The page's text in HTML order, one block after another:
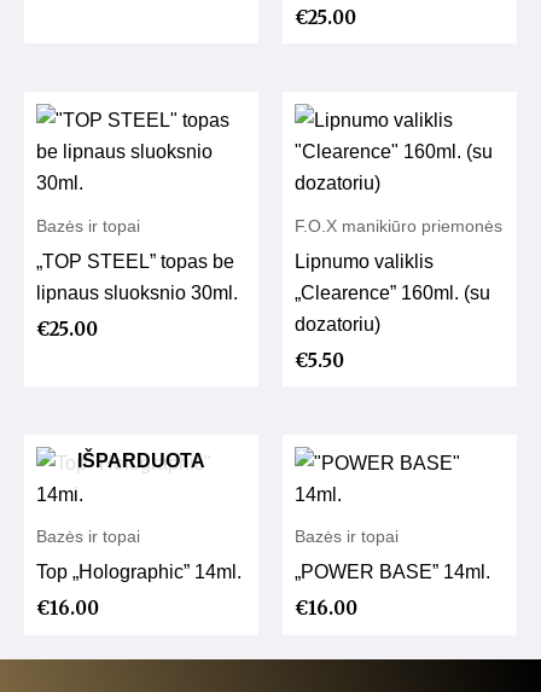
€25.00
Bazės ir topai
„TOP STEEL” topas be
lipnaus sluoksnio 30ml.
€25.00
F.O.X manikiūro priemonės
Lipnumo valiklis
„Clearence” 160ml. (su
dozatoriu)
€5.50
IŠPARDUOTA
Bazės ir topai
Top „Holographic” 14ml.
€16.00
Bazės ir topai
„POWER BASE” 14ml.
€16.00